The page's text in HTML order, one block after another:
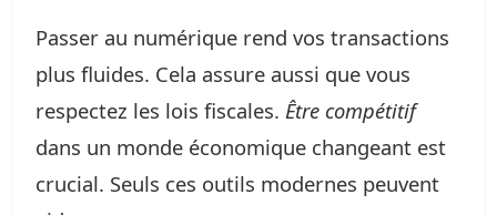
Passer au numérique rend vos transactions
plus fluides. Cela assure aussi que vous
respectez les lois fiscales. Être compétitif
dans un monde économique changeant est
crucial. Seuls ces outils modernes peuvent